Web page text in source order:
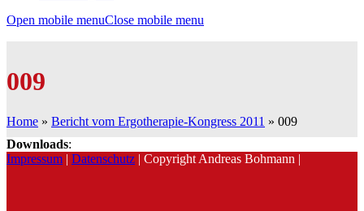
Open mobile menuClose mobile menu
009
Home » Bericht vom Ergotherapie-Kongress 2011 » 009
Downloads:
Impressum | Datenschutz | Copyright Andreas Bohmann |